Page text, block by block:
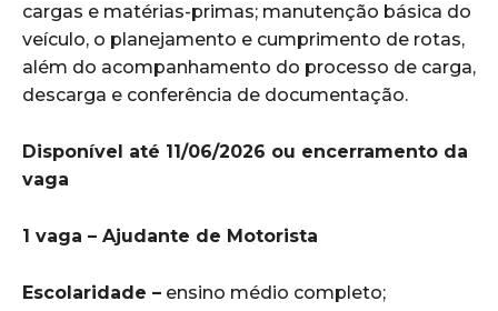
cargas e matérias-primas; manutenção básica do
veículo, o planejamento e cumprimento de rotas,
além do acompanhamento do processo de carga,
descarga e conferência de documentação.
Disponível até 11/06/2026 ou encerramento da
vaga
1 vaga – Ajudante de Motorista
Escolaridade – ensino médio completo;